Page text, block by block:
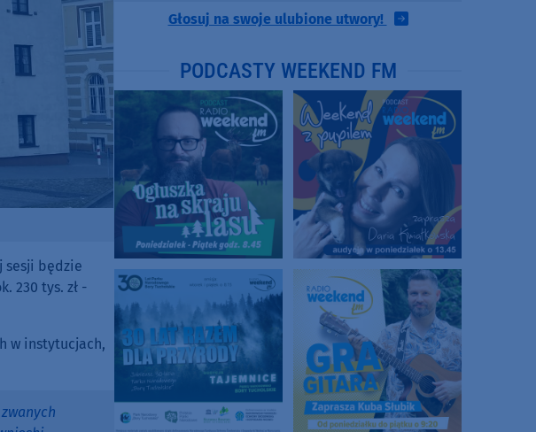
sesji będzie
230 tys. zł -
w instytucjach,
Głosuj na swoje ulubione utwory!
PODCASTY WEEKEND FM